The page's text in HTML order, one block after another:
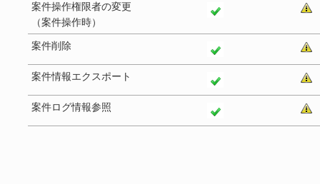
案件操作権限者の変更
（案件操作時）
案件削除
案件情報エクスポート
案件ログ情報参照